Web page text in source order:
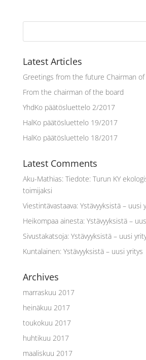
Latest Articles
Greetings from the future Chairman of
From the chairman of the board
YhdKo päätösluettelo 2/2017
HalKo päätösluettelo 19/2017
HalKo päätösluettelo 18/2017
Latest Comments
Aku-Mathias: Tiedote: Turun KY
toimijaksi
Viestintävastaava: Ystävyyksistä – uusi
Heikompaa ainesta: Ystävyyksistä –
Sivustakatsoja: Ystävyyksistä – uusi
Kuntalainen: Ystävyyksistä – uusi yritys
Archives
marraskuu 2017
heinäkuu 2017
toukokuu 2017
huhtikuu 2017
maaliskuu 2017